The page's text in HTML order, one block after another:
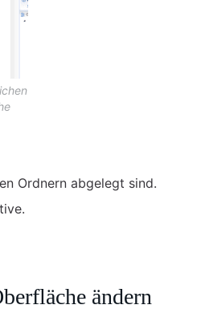
Ordnern abgelegt sind.
ändern